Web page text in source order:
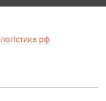
логістика рф